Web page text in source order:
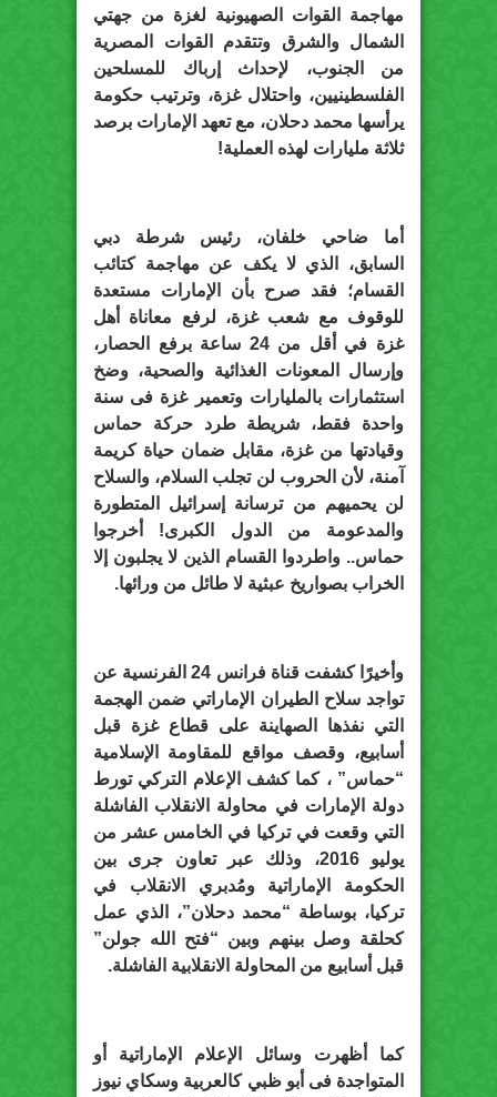
مهاجمة القوات الصهيونية لغزة من جهتي
الشمال والشرق وتتقدم القوات المصرية
من الجنوب، لإحداث إرباك للمسلحين
الفلسطينيين، واحتلال غزة، وترتيب حكومة
يرأسها محمد دحلان، مع تعهد الإمارات برصد
ثلاثة مليارات لهذه العملية!
أما ضاحي خلفان، رئيس شرطة دبي
السابق، الذي لا يكف عن مهاجمة كتائب
القسام؛ فقد صرح بأن الإمارات مستعدة
للوقوف مع شعب غزة، لرفع معاناة أهل
غزة في أقل من 24 ساعة برفع الحصار،
وإرسال المعونات الغذائية والصحية، وضخ
استثمارات بالمليارات وتعمير غزة فى سنة
واحدة فقط، شريطة طرد حركة حماس
وقيادتها من غزة، مقابل ضمان حياة كريمة
آمنة، لأن الحروب لن تجلب السلام، والسلاح
لن يحميهم من ترسانة إسرائيل المتطورة
والمدعومة من الدول الكبرى! أخرجوا
حماس.. واطردوا القسام الذين لا يجلبون إلا
الخراب بصواريخ عبثية لا طائل من ورائها.
وأخيرًا كشفت قناة فرانس 24 الفرنسية عن
تواجد سلاح الطيران الإماراتي ضمن الهجمة
التي نفذها الصهاينة على قطاع غزة قبل
أسابيع، وقصف مواقع للمقاومة الإسلامية
“حماس” ، كما كشف الإعلام التركي تورط
دولة الإمارات في محاولة الانقلاب الفاشلة
التي وقعت في تركيا في الخامس عشر من
يوليو 2016، وذلك عبر تعاون جرى بين
الحكومة الإماراتية ومُدبري الانقلاب في
تركيا، بوساطة “محمد دحلان”، الذي عمل
كحلقة وصل بينهم وبين “فتح الله جولن”
قبل أسابيع من المحاولة الانقلابية الفاشلة.
كما أظهرت وسائل الإعلام الإماراتية أو
المتواجدة فى أبو ظبي كالعربية وسكاي نيوز